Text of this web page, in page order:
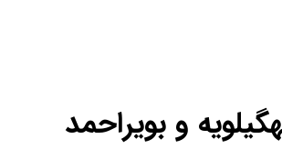
و بویراحمد